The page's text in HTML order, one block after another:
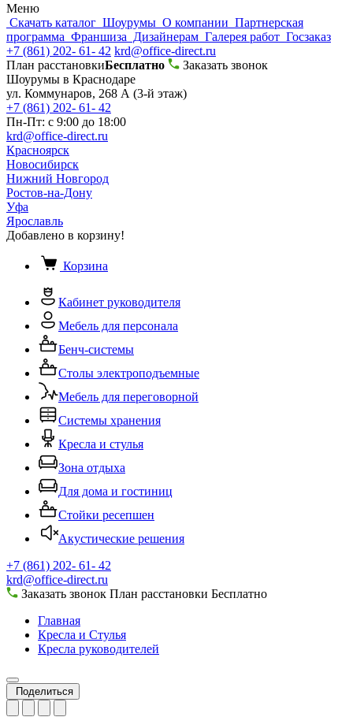
Меню
Скачать каталог Шоурумы О компании Партнерская
программа Франшиза Дизайнерам Галерея работ Госзаказ
+7 (861) 202- 61- 42 krd@office-direct.ru
План расстановкиБесплатно
Заказать звонок
Шоурумы в Краснодаре
ул. Коммунаров, 268 А (3-й этаж)
+7 (861) 202- 61- 42
Пн-Пт: с 9:00 до 18:00
krd@office-direct.ru
Красноярск
Новосибирск
Нижний Новгород
Ростов-на-Дону
Уфа
Ярославль
Добавлено в корзину!
Корзина
Кабинет руководителя
Мебель для персонала
Бенч-системы
Столы электроподъемные
Мебель для переговорной
Системы хранения
Кресла и стулья
Зона отдыха
Для дома и гостиниц
Стойки ресепшен
Акустические решения
+7 (861) 202- 61- 42
krd@office-direct.ru
Заказать звонок План расстановки Бесплатно
Главная
Кресла и Стулья
Кресла руководителей
Поделиться